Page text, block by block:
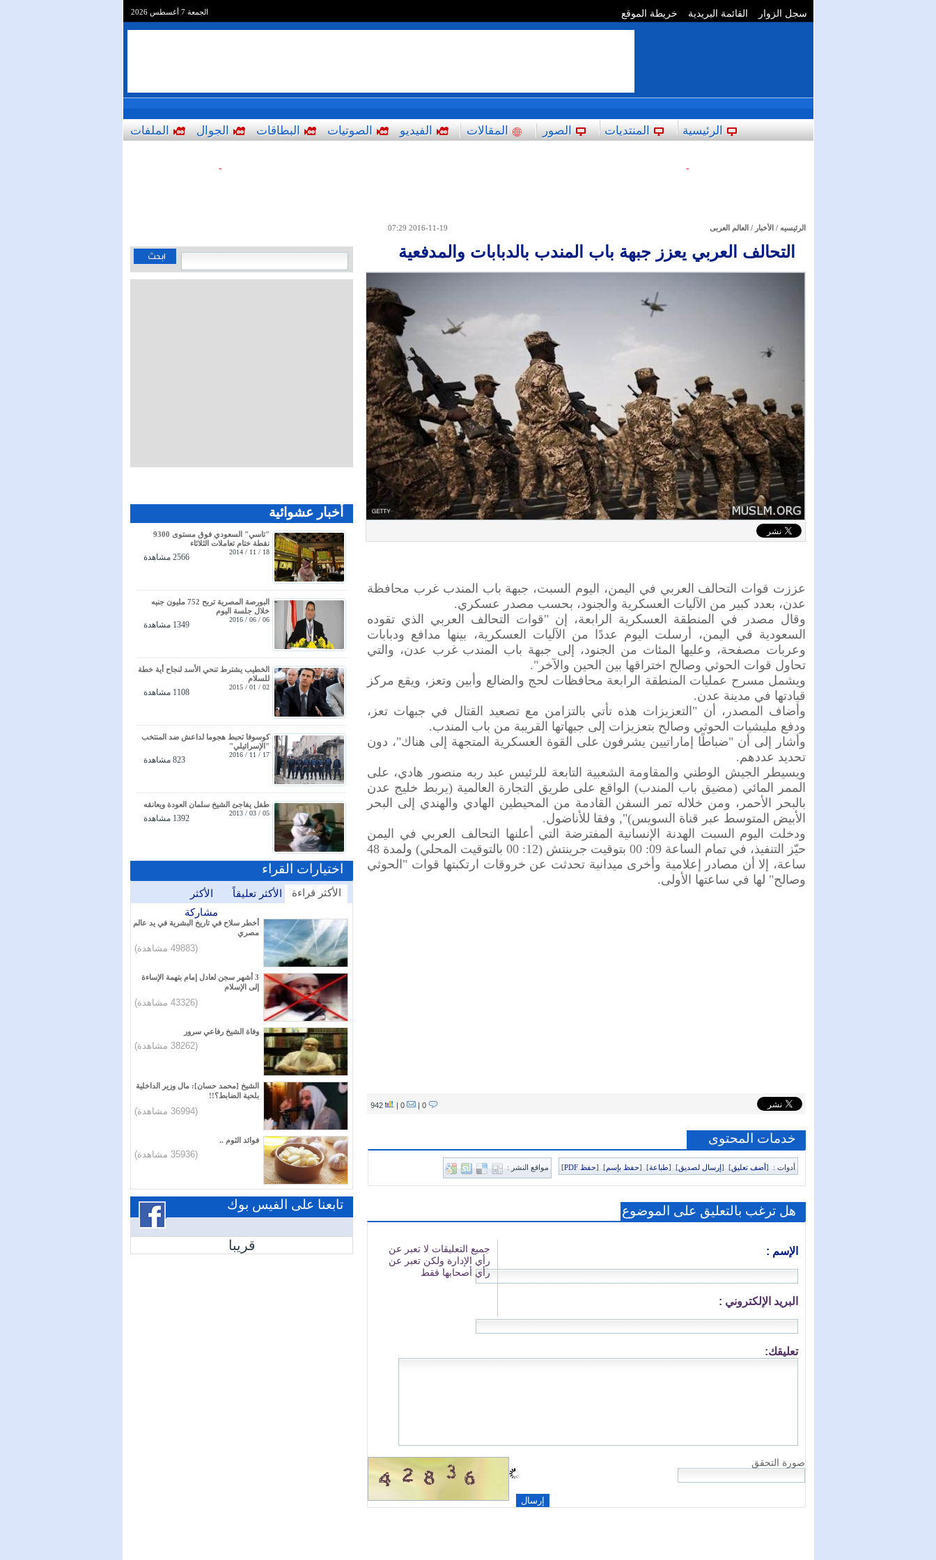
الجمعة 7 أغسطس 2026 سجل الزوار القائمة البريدية خريطة الموقع
الرئيسية المنتديات الصور المقالات الفيديو الصوتيات البطاقات الجوال الملفات
-
-
الرئيسيه / الأخبار / العالم العربى 2016-11-19 07:29
التحالف العربي يعزز جبهة باب المندب بالدبابات والمدفعية
عززت قوات التحالف العربي في اليمن، اليوم السبت، جبهة باب المندب غرب محافظة
عدن، بعدد كبير من الآليات العسكرية والجنود، بحسب مصدر عسكري.
وقال مصدر في المنطقة العسكرية الرابعة، إن "قوات التحالف العربي الذي تقوده
السعودية في اليمن، أرسلت اليوم عددًا من الآليات العسكرية، بينها مدافع ودبابات
وعربات مصفحة، وعليها المئات من الجنود، إلى جبهة باب المندب غرب عدن، والتي
تحاول قوات الحوثي وصالح اختراقها بين الحين والآخر".
ويشمل مسرح عمليات المنطقة الرابعة محافظات لحج والضالع وأبين وتعز، ويقع مركز
قيادتها في مدينة عدن.
وأضاف المصدر، أن "التعزيزات هذه تأتي بالتزامن مع تصعيد القتال في جبهات تعز،
ودفع مليشيات الحوثي وصالح بتعزيزات إلى جبهاتها القريبة من باب المندب.
وأشار إلى أن "ضباطًا إماراتيين يشرفون على القوة العسكرية المتجهة إلى هناك"، دون
تحديد عددهم.
ويسيطر الجيش الوطني والمقاومة الشعبية التابعة للرئيس عبد ربه منصور هادي، على
الممر المائي (مضيق باب المندب) الواقع على طريق التجارة العالمية (يربط خليج عدن
بالبحر الأحمر، ومن خلاله تمر السفن القادمة من المحيطين الهادي والهندي إلى البحر
الأبيض المتوسط عبر قناة السويس)", وفقا للأناضول.
ودخلت اليوم السبت الهدنة الإنسانية المفترضة التي أعلنها التحالف العربي في اليمن
حيّز التنفيذ، في تمام الساعة 09: 00 بتوقيت جرينتش (12: 00 بالتوقيت المحلي) ولمدة 48
ساعة، إلا أن مصادر إعلامية وأخرى ميدانية تحدثت عن خروقات ارتكبتها قوات "الحوثي
وصالح" لها في ساعتها الأولى.
خدمات المحتوى
أدوات : [أضف تعليق]
[إرسال لصديق]
[طباعة]
[حفظ بإسم]
[حفظ PDF ] مواقع النشر :
أخبار عشوائية
"تاسي" السعودي فوق مستوى 9300
نقطة ختام تعاملات الثلاثاء
18 / 11 / 2014
2566 مشاهدة
البورصة المصرية تربح 752 مليون جنيه
خلال جلسة اليوم
06 / 06 / 2016
1349 مشاهدة
الخطيب يشترط تنحي الأسد لنجاح أية خطة
للسلام
02 / 01 / 2015
1108 مشاهدة
كوسوفا تحبط هجوما لداعش ضد المنتخب
"الإسرائيلي"
17 / 11 / 2016
823 مشاهدة
طفل يفاجئ الشيخ سلمان العودة ويعانقه
05 / 03 / 2013
1392 مشاهدة
اختيارات القراء
الأكثر قراءة الأكثر تعليقاً
الأكثر
مشاركة
أخطر سلاح في تاريخ البشرية في يد عالم
مصري
(49883 مشاهدة)
3 أشهر سجن لعادل إمام بتهمة الإساءة
إلى الإسلام
(43326 مشاهدة)
وفاة الشيخ رفاعي سرور
(38262 مشاهدة)
الشيخ [محمد حسان]: مال وزير الداخلية
بلحية الضابط؟!!
(36994 مشاهدة)
فوائد الثوم ..
(35936 مشاهدة)
تابعنا على الفيس بوك
قريبا